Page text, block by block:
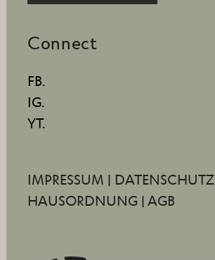
Connect
FB.
IG.
YT.
IMPRESSUM | DATENSCHUTZ
HAUSORDNUNG | AGB